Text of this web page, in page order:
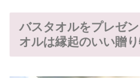
バスタオルをプレゼ
オルは縁起のいい贈り